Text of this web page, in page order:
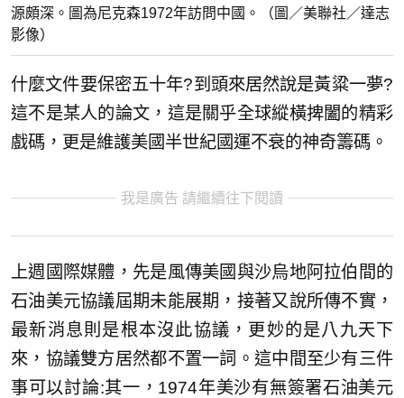
源頗深。圖為尼克森1972年訪問中國。（圖／美聯社／達志
影像）
什麼文件要保密五十年?到頭來居然說是黃粱一夢?
這不是某人的論文，這是關乎全球縱橫捭闔的精彩
戲碼，更是維護美國半世紀國運不衰的神奇籌碼。
我是廣告 請繼續往下閱讀
上週國際媒體，先是風傳美國與沙烏地阿拉伯間的
石油美元協議屆期未能展期，接著又說所傳不實，
最新消息則是根本沒此協議，更妙的是八九天下
來，協議雙方居然都不置一詞。這中間至少有三件
事可以討論:其一，1974年美沙有無簽署石油美元